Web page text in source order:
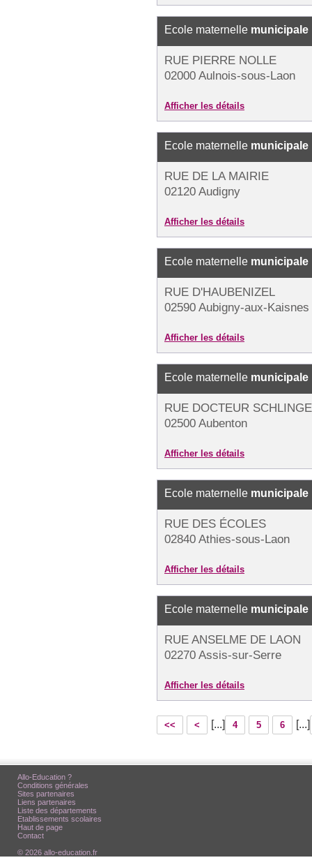
Ecole maternelle municipale
RUE PIERRE NOLLE
02000 Aulnois-sous-Laon
Afficher les détails
Ecole maternelle municipale
RUE DE LA MAIRIE
02120 Audigny
Afficher les détails
Ecole maternelle municipale
RUE D'HAUBENIZEL
02590 Aubigny-aux-Kaisnes
Afficher les détails
Ecole maternelle municipale
RUE DOCTEUR
02500 Aubenton
Afficher les détails
Ecole maternelle municipale
RUE DES ÉCOLES
02840 Athies-sous-Laon
Afficher les détails
Ecole maternelle municipale
RUE ANSELME DE LAON
02270 Assis-sur-Serre
Afficher les détails
<< < [...] 4 5 6 [...]
Allo-Education ?
Conditions générales
Sites partenaires
Liens partenaires
Liste des départements
Etablissements scolaires
Haut de page
Contact
© 2026 allo-education.fr